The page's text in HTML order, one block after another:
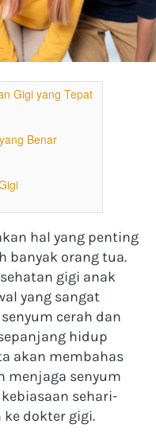
Gigi yang Tepat
Benar
hal yang penting
banyak orang tua.
gigi anak
yang sangat
cerah dan
hidup
akan membahas
menjaga senyum
sehari-
dokter gigi.